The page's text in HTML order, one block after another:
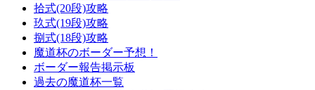
拾式(20段)攻略
玖式(19段)攻略
捌式(18段)攻略
魔道杯のボーダー予想！
ボーダー報告掲示板
過去の魔道杯一覧